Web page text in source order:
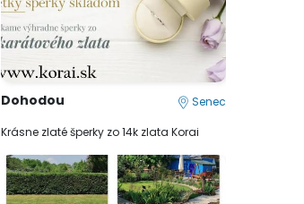
Dohodou Senec
Krásne zlaté šperky zo 14k zlata Korai